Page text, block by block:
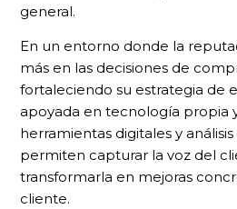
general.
En un entorno donde la
más en las decisiones de
fortaleciendo su estrategia de
apoyada en tecnología propia
herramientas digitales y
permiten capturar la voz del
transformarla en mejoras
cliente.